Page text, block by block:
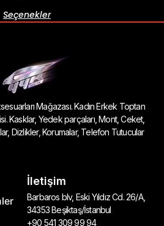
Seçenekler
Mağazası. Kadın Erkek Toptan
Kasklar, Yedek parçaları, Mont, Ceket,
Dizlikler, Korumalar, Telefon Tutucular
İletişim
Barbaros blv, Eski Yıldız Cd. 26/A,
34353 Beşiktaş/İstanbul
+90 541 309 99 94